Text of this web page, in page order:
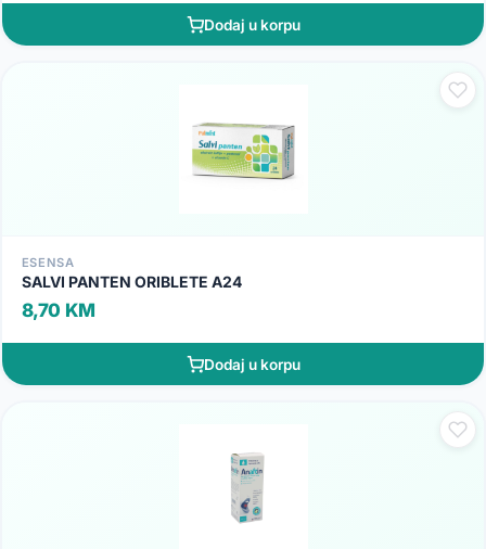
Dodaj u korpu
ESENSA
SALVI PANTEN ORIBLETE A24
8,70 KM
Dodaj u korpu